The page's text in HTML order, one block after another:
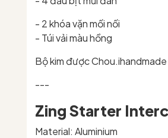
- 2 khóa vặn mối nối
- Túi vải màu hồng
Bộ kim được
---
Zing Starter
Material: Aluminium